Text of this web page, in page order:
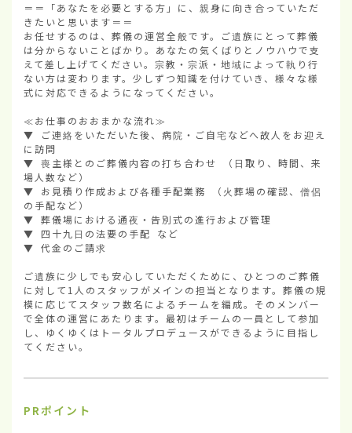
＝＝「あなたを必要とする方」に、親身に向き合っていただ
きたいと思います＝＝
お任せするのは、葬儀の運営全般です。ご遺族にとって葬儀
は分からないことばかり。あなたの気くばりとノウハウで支
えて差し上げてください。宗教・宗派・地域によって執り行
ない方は変わります。少しずつ知識を付けていき、様々な様
式に対応できるようになってください。
≪お仕事のおおまかな流れ≫
▼ ご連絡をいただいた後、病院・ご自宅などへ故人をお迎え
に訪問
▼ 喪主様とのご葬儀内容の打ち合わせ （日取り、時間、来
場人数など）
▼ お見積り作成および各種手配業務 （火葬場の確認、僧侶
の手配など）
▼ 葬儀場における通夜・告別式の進行および管理
▼ 四十九日の法要の手配 など
▼ 代金のご請求
ご遺族に少しでも安心していただくために、ひとつのご葬儀
に対して1人のスタッフがメインの担当となります。葬儀の規
模に応じてスタッフ数名によるチームを編成。そのメンバー
で全体の運営にあたります。最初はチームの一員として参加
し、ゆくゆくはトータルプロデュースができるように目指し
てください。
PRポイント